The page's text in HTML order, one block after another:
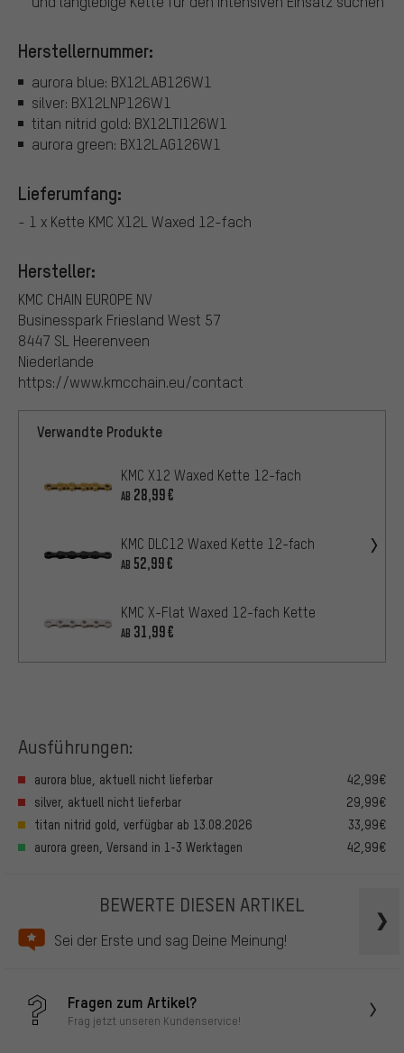
Herstellernummer:
aurora blue: BX12LAB126W1
silver: BX12LNP126W1
titan nitrid gold: BX12LTI126W1
aurora green: BX12LAG126W1
Lieferumfang:
- 1 x Kette KMC X12L Waxed 12-fach
Hersteller:
KMC CHAIN EUROPE NV
Businesspark Friesland West 57
8447 SL Heerenveen
Niederlande
https://www.kmcchain.eu/contact
Verwandte Produkte
KMC X12 Waxed Kette 12-fach
AB 28,99€
KMC DLC12 Waxed Kette 12-fach
AB 52,99€
KMC X-Flat Waxed 12-fach Kette
AB 31,99€
Ausführungen:
aurora blue, aktuell nicht lieferbar
42,99€
silver, aktuell nicht lieferbar
29,99€
titan nitrid gold, verfügbar ab 13.08.2026
33,99€
aurora green, Versand in 1-3 Werktagen
42,99€
BEWERTE DIESEN ARTIKEL
Sei der Erste und sag Deine Meinung!
Fragen zum Artikel?
Frag jetzt unseren Kundenservice!